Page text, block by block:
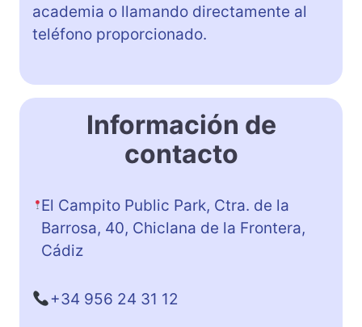
academia o llamando directamente al
teléfono proporcionado.
Información de
contacto
El Campito Public Park, Ctra. de la
Barrosa, 40, Chiclana de la Frontera,
Cádiz
+34 956 24 31 12